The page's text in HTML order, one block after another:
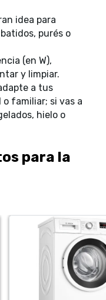
idea para
purés o
(en W),
y limpiar.
a tus
familiar; si vas a
hielo o
para la